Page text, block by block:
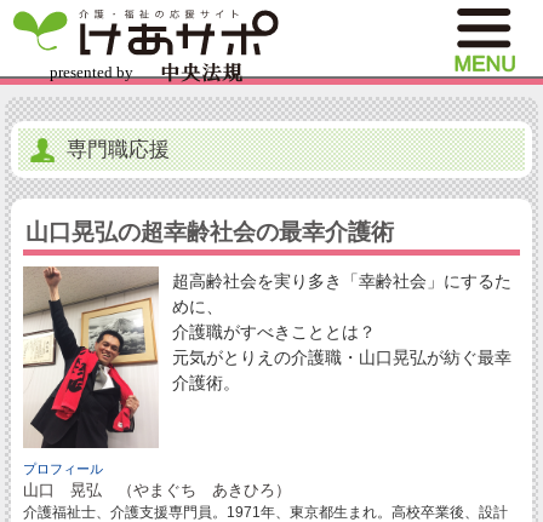
専門職応援
山口晃弘の超幸齢社会の最幸介護術
超高齢社会を実り多き「幸齢社会」にするた
めに、
介護職がすべきこととは？
元気がとりえの介護職・山口晃弘が紡ぐ最幸
介護術。
プロフィール
山口 晃弘 （やまぐち あきひろ）
介護福祉士、介護支援専門員。1971年、東京都生まれ。高校卒業後、設計